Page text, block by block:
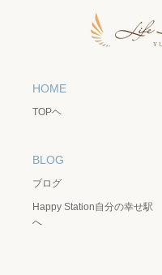
HOME
TOPヘ
BLOG
ブログ
Happy Station自分の幸せ駅
へ